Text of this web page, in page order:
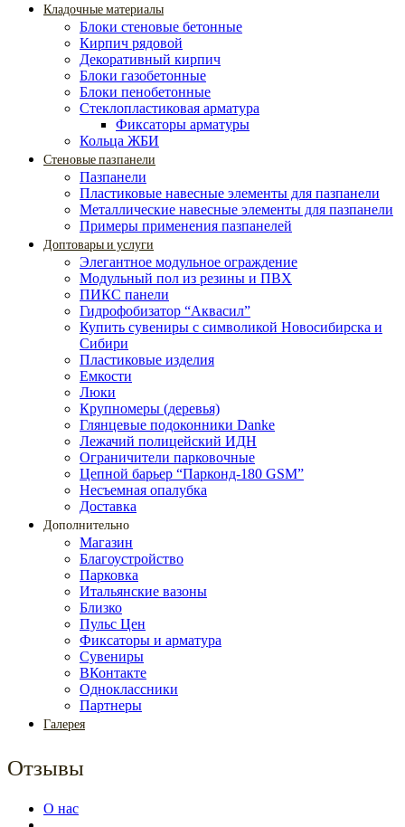
Кладочные материалы
Блоки стеновые бетонные
Кирпич рядовой
Декоративный кирпич
Блоки газобетонные
Блоки пенобетонные
Стеклопластиковая арматура
Фиксаторы арматуры
Кольца ЖБИ
Стеновые пазпанели
Пазпанели
Пластиковые навесные элементы для пазпанели
Металлические навесные элементы для пазпанели
Примеры применения пазпанелей
Доптовары и услуги
Элегантное модульное ограждение
Модульный пол из резины и ПВХ
ПИКС панели
Гидрофобизатор “Аквасил”
Купить сувениры с символикой Новосибирска и
Сибири
Пластиковые изделия
Емкости
Люки
Крупномеры (деревья)
Глянцевые подоконники Danke
Лежачий полицейский ИДН
Ограничители парковочные
Цепной барьер “Парконд-180 GSM”
Несъемная опалубка
Доставка
Дополнительно
Магазин
Благоустройство
Парковка
Итальянские вазоны
Близко
Пульс Цен
Фиксаторы и арматура
Сувениры
ВКонтакте
Одноклассники
Партнеры
Галерея
Отзывы
О нас